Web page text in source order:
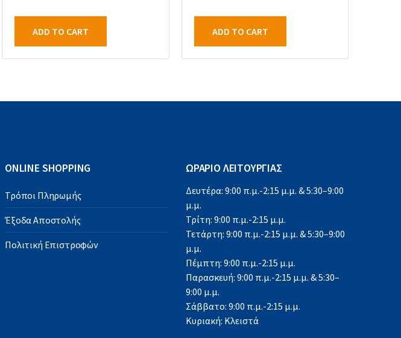
ADD TO CART ADD TO CART
ONLINE SHOPPING
Τρόποι Πληρωμής
Έξοδα Αποστολής
Πολιτική Επιστροφών
ΩΡΑΡΙΟ ΛΕΙΤΟΥΡΓΙΑΣ
Δευτέρα: 9:00 π.μ.-2:15 μ.μ. & 5:30–9:00
μ.μ.
Τρίτη: 9:00 π.μ.-2:15 μ.μ.
Τετάρτη: 9:00 π.μ.-2:15 μ.μ. & 5:30–9:00
μ.μ.
Πέμπτη: 9:00 π.μ.-2:15 μ.μ.
Παρασκευή: 9:00 π.μ.-2:15 μ.μ. & 5:30–
9:00 μ.μ.
Σάββατο: 9:00 π.μ.-2:15 μ.μ.
Κυριακή: Κλειστά